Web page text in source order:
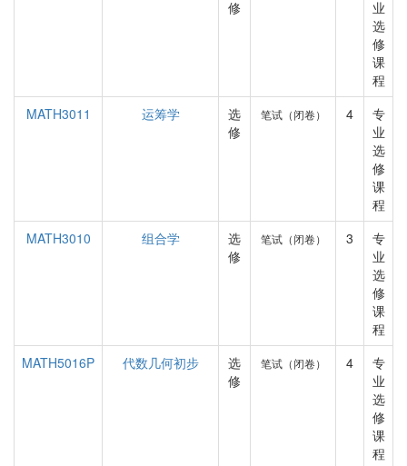
修
业
选
修
课
程
MATH3011
运筹学
选
修
笔试（闭卷） 4
专
业
选
修
课
程
MATH3010
组合学
选
修
笔试（闭卷） 3
专
业
选
修
课
程
MATH5016P
代数几何初步
选
修
笔试（闭卷） 4
专
业
选
修
课
程